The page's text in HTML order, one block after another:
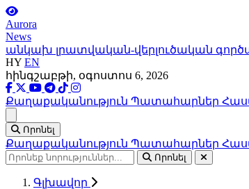
Aurora
News
անկախ լրատվական-վերլուծական
HY EN
հինգշաբթի, օգոստոս 6, 2026
Քաղաքականություն Պատահարներ
Որոնել
Քաղաքականություն Պատահարներ
Որոնել
Գլխավոր